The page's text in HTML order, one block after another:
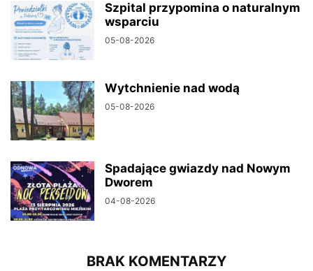
Szpital przypomina o naturalnym
wsparciu
05-08-2026
Wytchnienie nad wodą
05-08-2026
Spadające gwiazdy nad Nowym
Dworem
04-08-2026
BRAK KOMENTARZY